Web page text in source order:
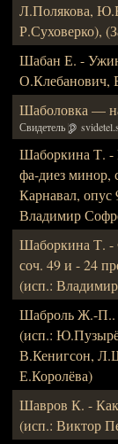
Л.Полякова,
Р.Суховерко),
Шабан Е. -
О.Клебанович,
Шаболовка —
Свидетель
Шаборкина Т. -
фа-диез минор,
Карнавал, опус
Владимир
Шаборкина Т. -
соч. 49 и - 24
(исп.:
Шаброль Ж.-П..
(исп.:
В.Кенигсон,
Е.Королёва)
Шавров К. - Как
(исп.: Виктор